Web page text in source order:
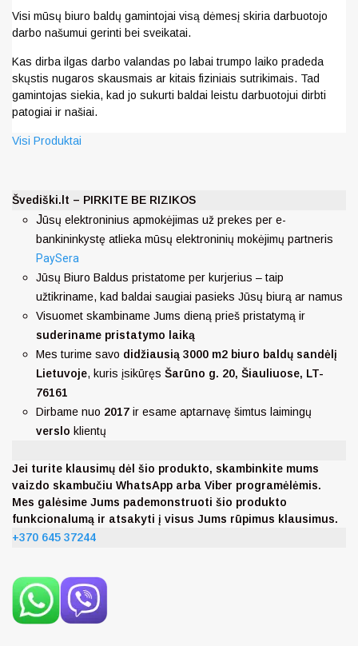
Visi mūsų biuro baldų gamintojai visą dėmesį skiria darbuotojo
darbo našumui gerinti bei sveikatai.
Kas dirba ilgas darbo valandas po labai trumpo laiko pradeda
skųstis nugaros skausmais ar kitais fiziniais sutrikimais. Tad
gamintojas siekia, kad jo sukurti baldai leistu darbuotojui dirbti
patogiai ir našiai.
Visi Produktai
Švediški.lt – PIRKITE BE RIZIKOS
Jūsų elektroninius apmokėjimas už prekes per e-
bankininkystę atlieka mūsų elektroninių mokėjimų partneris
PaySera
Jūsų Biuro Baldus pristatome per kurjerius – taip
užtikriname, kad baldai saugiai pasieks Jūsų biurą ar namus
Visuomet skambiname Jums dieną prieš pristatymą ir
suderiname pristatymo laiką
Mes turime savo didžiausią 3000 m2 biuro baldų sandėlį
Lietuvoje, kuris įsikūręs Šarūno g. 20, Šiauliuose, LT-
76161
Dirbame nuo 2017 ir esame aptarnavę šimtus laimingų
verslo klientų
Jei turite klausimų dėl šio produkto, skambinkite mums
vaizdo skambučiu WhatsApp arba Viber programėlėmis.
Mes galėsime Jums pademonstruoti šio produkto
funkcionalumą ir atsakyti į visus Jums rūpimus klausimus.
+370 645 37244